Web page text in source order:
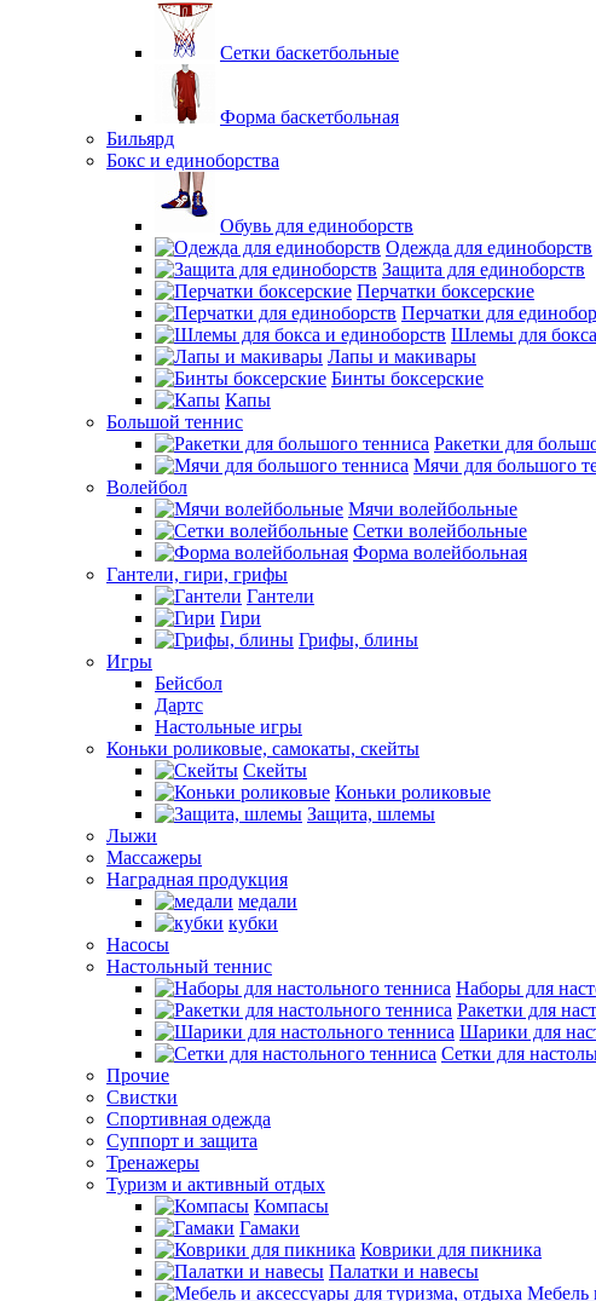
Сетки баскетбольные
Форма баскетбольная
Бильярд
Бокс и единоборства
Обувь для единоборств
Одежда для единоборств
Защита для единоборств
Перчатки боксерские
Перчатки для
Шлемы для
Лапы и макивары
Бинты боксерские
Капы
Большой теннис
Ракетки для
Мячи для большого
Волейбол
Мячи волейбольные
Сетки волейбольные
Форма волейбольная
Гантели, гири, грифы
Гантели
Гири
Грифы, блины
Игры
Бейсбол
Дартс
Настольные игры
Коньки роликовые, самокаты, скейты
Скейты
Коньки роликовые
Защита, шлемы
Лыжи
Массажеры
Наградная продукция
медали
кубки
Насосы
Настольный теннис
Наборы для
Ракетки для
Шарики для
Сетки для
Прочие
Свистки
Спортивная одежда
Суппорт и защита
Тренажеры
Туризм и активный отдых
Компасы
Гамаки
Коврики для пикника
Палатки и навесы
Мебель